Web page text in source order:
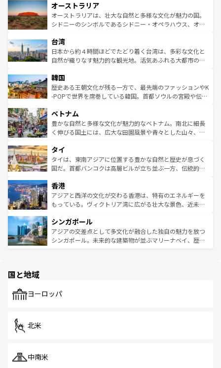
部のニューオーリンズでは、音楽と美食が融合した独特の
文化が魅力。旅行者はアメリカの各地域で異なる魅力を楽
しみながら、その多様性と豊かな歴史を感じることができ
ならではの贅沢な旅のスタイルだ。 なお、新着のアメリカ
情報はコンテンツ一覧を参照してほしい。
ワイ島は見逃せない。また、定番の観光地といえばオアフ
島だが、静かな自然を求めるならマウイ島やカウアイ島が
おすすめ。エメラルドグリーンに輝く海をはじめ、豊かな
れるおもてなしの心で訪れる人々を迎えてくれるハワイの
人々、おいしいローカルフードやハワイアンミュージッ
ク、伝統的なフラダンスなど、すべてがハワイの魅力を彩
ワイを、存分に味わってほしい。 なお、新着のハワイ情報
はコンテンツ一覧を参照してほしい。
オーストラリア
オーストラリアは、壮大な自然と多様な文化が魅力の国。
シドニーのシンボルであるシドニー・オペラハウス、オー
リアリーフや大陸中央部にそびえるウルル（エアーズロッ
ク）、タスマニアの美しい原生林やケアンズの熱帯雨林な
ど、見どころがたくさん。また、カフェやワイン、オージ
いる。アクティビティも充実しており、サーフィンやダイ
ビング、ハイキングなど、アウトドア好きにはたまらな
い。オーストラリアの多彩な魅力を存分に味わいつくそ
参照してほしい。
台湾
日本から約４時間ほどでたどり着く台湾は、多彩な文化と
自然が織りなす魅力的な観光地。活気あふれる大都市の台
ン）、静ひつな山岳地帯である台湾東部など、都市の喧騒
と山間の静けさが共存しており、訪れる人に新しい発見と
驚きをもたらしてくれる。また、奥深い台湾の食文化も魅
容にもいいと評判のスイーツなど、バラエティ豊かな料理
が味わえる。 なお、新着の台湾情報は コンテンツ一覧を参
照してほしい。
韓国
歴史ある王朝文化が残る一方で、最先端のファッションやK
-POPで世界を席巻している韓国。首都ソウルの宮殿や伝統
き、地方に足を延ばせば四季折々の自然美を楽しむことが
できる。そして、キムチや焼肉、絶品のストリートフード
まで、さまざまな韓国料理が待っている。夜には、韓国な
リティに包まれながら、韓国の多彩な魅力を心ゆくまで味
わってみてほしい。 なお、新着の韓国情報はコンテンツ一
覧を参照してほしい。
ベトナム
豊かな自然と多様な文化が魅力的なベトナム。南北に細長
く伸びる国土には、広大な田園風景や青々とした山々、世
急速な発展と共に伝統が息づく。ハノイの古い町並みやホ
ーチミン市のフランス統治時代の建物も、独特の雰囲気を
醸し出している。また、バラエティの豊かさとおいしさで
とつ。フォーやバインミー、ベトナムコーヒーなどは、ぜ
ひ現地で味わいたい。どの地域を訪れてもあたたかい人々
が旅行者を迎えてくれるので、きっと忘れられない旅にな
参照してほしい。
タイ
タイは、東南アジアに位置する豊かな自然と歴史が息づく
国だ。首都バンコクは高層ビルが立ち並ぶ一方、伝統的な
の活気が交差している。北部ではチェンマイなどの山岳地
帯で自然と触れ合い、南部ではプーケットやクラビの美し
いビーチでリゾート気分を楽しむことができる。タイ料理
激する。気候は一年中温暖で、どの季節にも異なる楽しみ
が待っている。親しみやすいタイの人々、仏教を中心とし
た文化、そして多様な観光資源が、訪れる旅人を魅了し続
香港
アジアと西洋の文化が交わる香港は、特有のエネルギーを
もっている。ヴィクトリア湾に広がる壮大な景色、近未来
み、どこを訪れても感動するはず。観光スポットが密集し
ており、効率よく見どころを回れるのも魅力。息をのむよ
うな絶景から文化的な体験まで、香港を存分に楽しみ尽く
シンガポール
アジアの交差点として多文化が融合した独自の魅力を放つ
シンガポール。未来的な建築物が並ぶマリーナベイ、歴史
で、ホーカーズは地元の風情を楽しめる外せないスポット
国と地域
ヨーロッパ
北米
中南米